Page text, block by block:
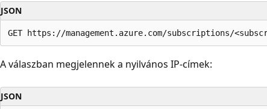
JSON
A válaszban megjelennek a nyilvános IP-címek:
JSON